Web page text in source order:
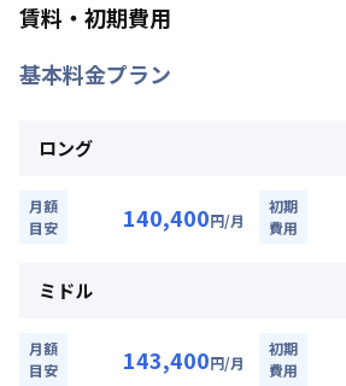
禁煙・喫煙
駐車場
なし
賃料・初期費用
基本料金プラン
ロング
月額
目安
140,400円/月
初期
費用
月額賃料目安詳細料金（30日利用）
光熱費：
24,000円/月 (800円/日) (税抜)
清掃料：
25,000円/回 (税抜)
ミドル
月額
目安
143,400円/月
初期
費用